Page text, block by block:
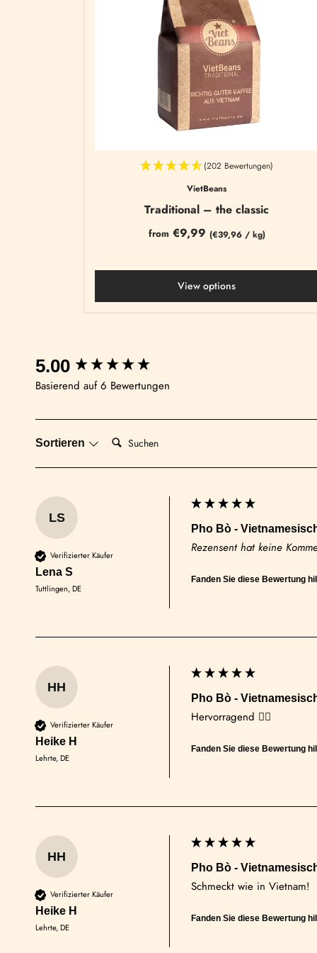
(202 Bewertungen)
VietBeans
Traditional – the classic
from €9,99 (€39,96 / kg)
View options
5.00
Basierend auf 6 Bewertungen
Sortieren Suchen:
LS
Verifizierter Käufer
Lena S
Tuttlingen, DE
Pho Bò -
Rezensent hat keine
Fanden Sie diese Bewertung
HH
Verifizierter Käufer
Heike H
Lehrte, DE
Pho Bò -
Hervorragend 👍🏻
Fanden Sie diese Bewertung
HH
Verifizierter Käufer
Heike H
Lehrte, DE
Pho Bò -
Schmeckt wie in Vietnam!
Fanden Sie diese Bewertung